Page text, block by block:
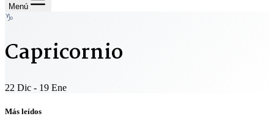
Menú
♑
Capricornio
22 Dic - 19 Ene
Más leídos